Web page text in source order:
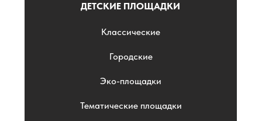
ДЕТСКИЕ ПЛОЩАДКИ
Классические
Городские
Эко-площадки
Тематические площадки